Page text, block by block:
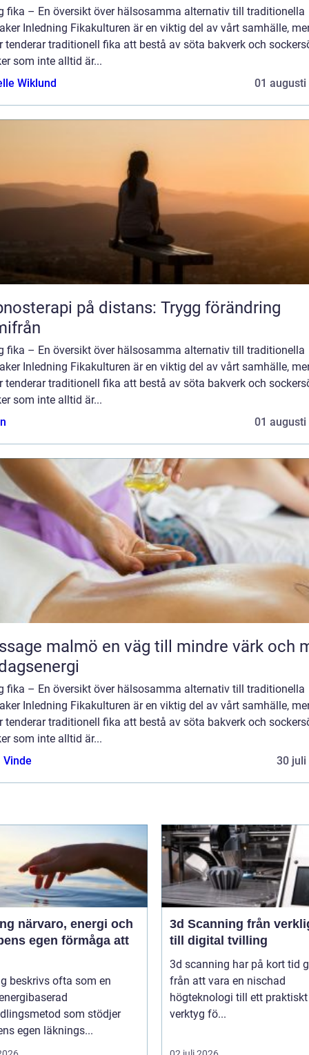
fika – En översikt över hälsosamma alternativ till traditionella
Inledning Fikakulturen är en viktig del av vårt samhälle,
tenderar traditionell fika att bestå av söta bakverk och
som inte alltid är...
Wiklund
01 augusti
på distans: Trygg förändring
fika – En översikt över hälsosamma alternativ till traditionella
Inledning Fikakulturen är en viktig del av vårt samhälle,
tenderar traditionell fika att bestå av söta bakverk och
som inte alltid är...
01 augusti
en väg till mindre värk och mer
fika – En översikt över hälsosamma alternativ till traditionella
Inledning Fikakulturen är en viktig del av vårt samhälle,
tenderar traditionell fika att bestå av söta bakverk och
som inte alltid är...
Vinde
30 juli
och
egen förmåga att
beskrivs ofta som en
som stödjer
egen läknings...
3d Scanning från verklighet
till digital tvilling
3d scanning har på kort tid
från att vara en nischad
högteknologi till ett praktiskt
verktyg fö...